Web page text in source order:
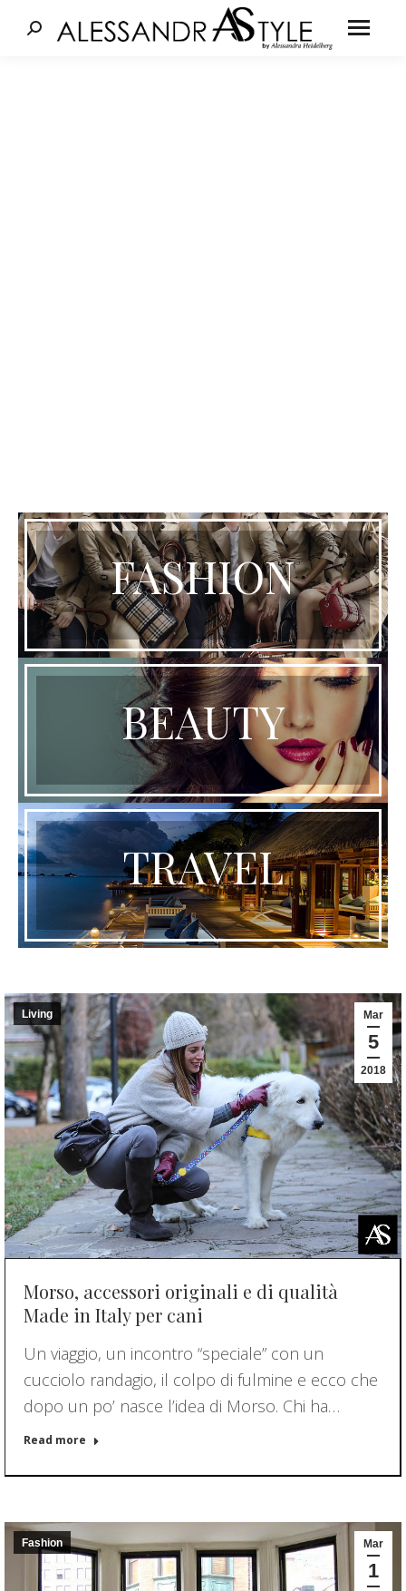
Cerca:
FASHION
BEAUTY
TRAVEL
Mar
5
2018
Living
Morso, accessori originali e di qualità
Made in Italy per cani
Un viaggio, un incontro “speciale” con un
cucciolo randagio, il colpo di fulmine e ecco che
dopo un po’ nasce l’idea di Morso. Chi ha…
Read more
Mar
1
Fashion